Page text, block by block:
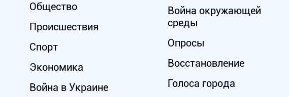
Общество
Происшествия
Спорт
Экономика
Война в Украине
Война окружающей
среды
Опросы
Восстановление
Голоса города